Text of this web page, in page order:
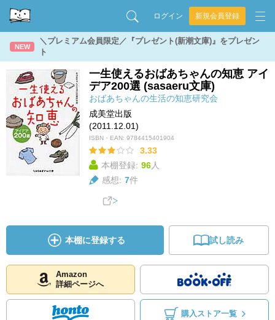
ログイン 新規会員登録
NEW
＼プレミアム会員限定／『プレゼント(新潮文庫)』をプレゼン
ト
一生使えるおばあちゃんの知恵 アイ
デア200選 (sasaeru文庫)
おばあちゃんの生活の知恵研究会
成美堂出版
(2011.12.01)
ISBN・EAN: 9784415401904
3.33
本棚登録: 96人
感想: 7件
本棚に登録する 試し読み
Amazon
詳細ページへ
購入ストア一覧